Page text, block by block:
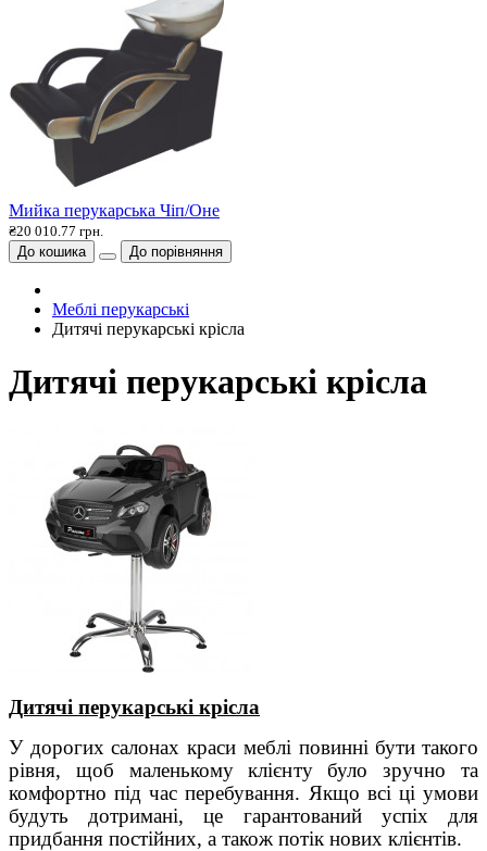
Мийка перукарська Чіп/Оне
₴20 010.77 грн.
До кошика
До порівняння
Меблі перукарські
Дитячі перукарські крісла
Дитячі перукарські крісла
Дитячі перукарські крісла
У дорогих салонах краси меблі повинні бути такого
рівня, щоб маленькому клієнту було зручно та
комфортно під час перебування. Якщо всі ці умови
будуть дотримані, це гарантований успіх для
придбання постійних, а також потік нових клієнтів.